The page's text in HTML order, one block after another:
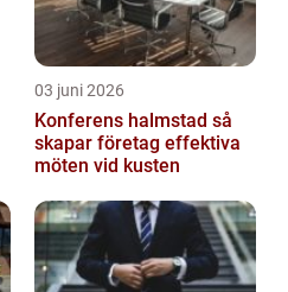
03 juni 2026
Konferens halmstad så
skapar företag effektiva
möten vid kusten